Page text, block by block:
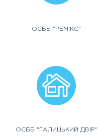
ОСББ "РЕМІКС"
ОСББ "ГАЛИЦЬКИЙ ДВІР"